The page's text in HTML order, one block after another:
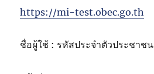
https://mi-test.obec.go.th
ชื่อผู้ใช้ : รหัสประจำตัวประชาชน